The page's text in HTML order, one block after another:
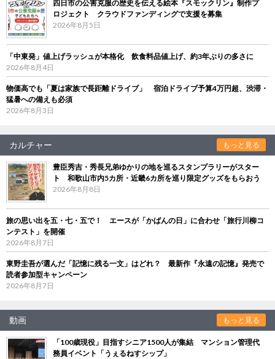
四日市の公害克服の歴史を伝える絵本『スモックリン』制作プ
ロジェクト クラウドファンディングで支援を募集
2026年8月5日
「中東発」値上げラッシュが本格化 飲食料品値上げ、約3年ぶりの多さに
2026年8月4日
物価高でも「夏は家族で長距離ドライブ」 宿泊ドライブ予算4万円超、渋滞・
猛暑への備えも必須
2026年8月3日
カルチャー もっと見る
豊臣秀吉・秀長兄弟ゆかりの地を巡るスタンプラリーがスター
ト 和歌山市内5カ所・近畿6カ所を巡り限定グッズをもらおう
2026年8月8日
旅の思い出を五・七・五で！ エースが「かばんの日」に合わせ「旅行川柳コ
ンテスト」を開催
2026年8月7日
東野圭吾が選んだ「記憶に残る一文」はどれ？ 最新作『永遠の記憶』発売で
読者参加型キャンペーン
2026年8月7日
動画 もっと見る
「100歳現役」目指すシニア1500人が集結 マンション管理代
務員イベント「うぇるねすシップ」